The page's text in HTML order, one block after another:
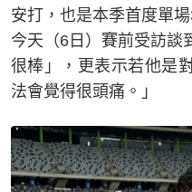
安打，也是本季首度單
今天（6日）賽前受訪談
很棒」，更表示若他是
法會覺得很頭痛。」